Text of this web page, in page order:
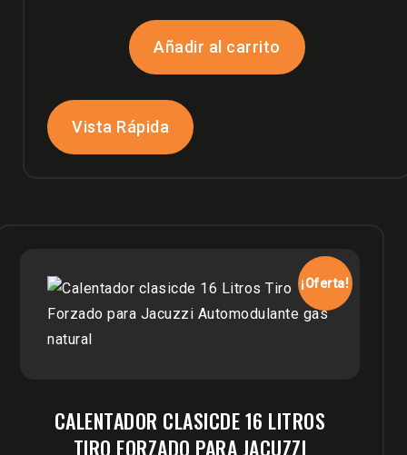
Añadir al carrito
Vista Rápida
¡Oferta!
CALENTADOR CLASICDE 16 LITROS
TIRO FORZADO PARA JACUZZI